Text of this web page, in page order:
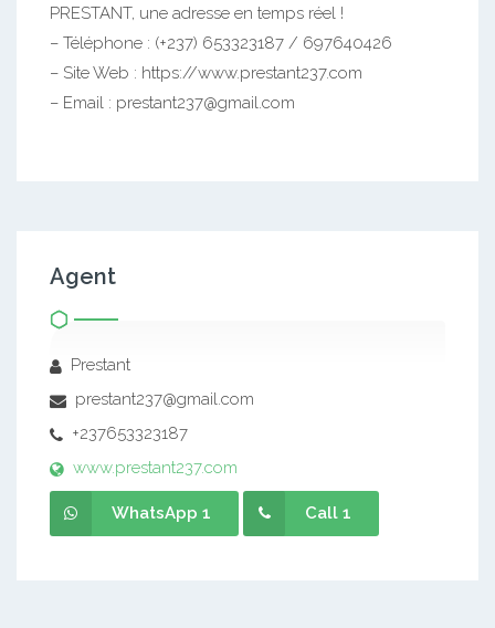
PRESTANT, une adresse en temps réel !
– Téléphone : (+237) 653323187 / 697640426
– Site Web : https://www.prestant237.com
– Email : prestant237@gmail.com
Agent
Prestant
prestant237@gmail.com
+237653323187
www.prestant237.com
WhatsApp 1 Call 1